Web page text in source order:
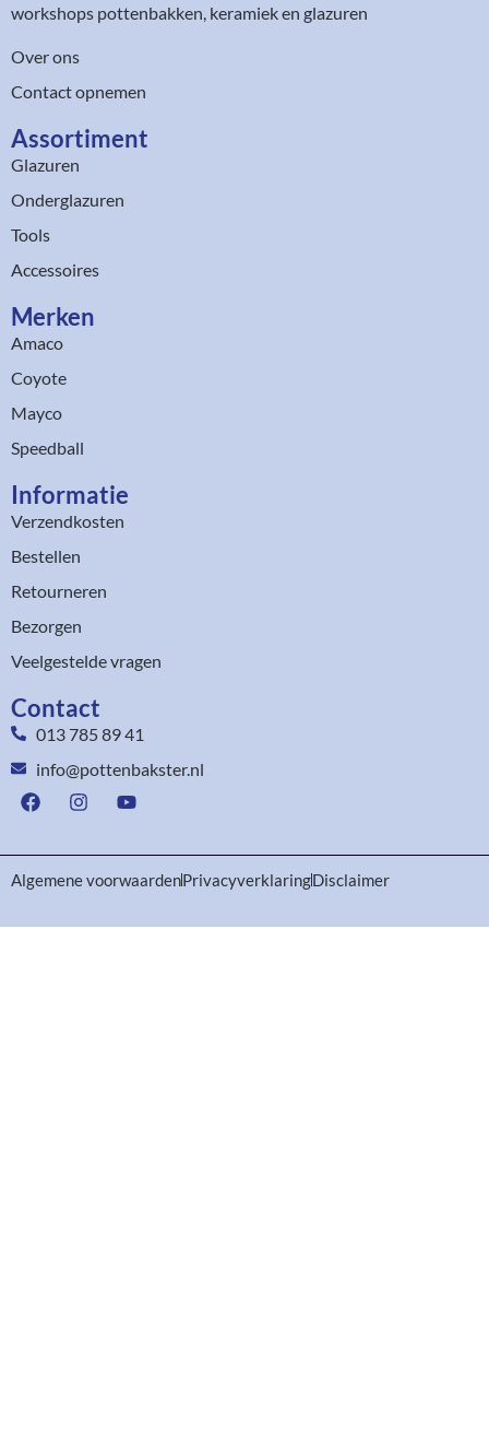
workshops pottenbakken, keramiek en glazuren
Over ons
Contact opnemen
Assortiment​
Glazuren
Onderglazuren
Tools
Accessoires
Merken
Amaco
Coyote
Mayco
Speedball
Informatie
Verzendkosten
Bestellen
Retourneren
Bezorgen
Veelgestelde vragen
Contact
013 785 89 41
info@pottenbakster.nl
Algemene voorwaardenPrivacyverklaringDisclaimer